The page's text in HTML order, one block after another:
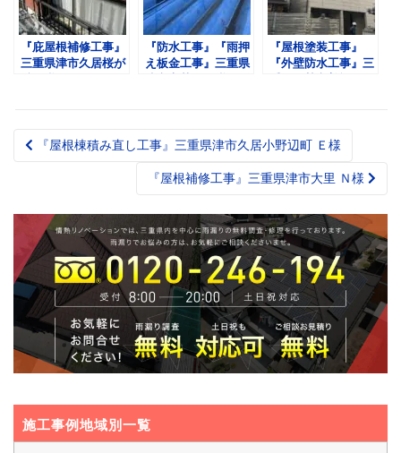
『庇屋根補修工事』
三重県津市久居桜が
『防水工事』『雨押
え板金工事』三重県
『屋根塗装工事』
『外壁防水工事』三
Post
『屋根棟積み直し工事』三重県津市久居小野辺町 Ｅ様
『屋根補修工事』三重県津市大里 Ｎ様
施工事例地域別一覧